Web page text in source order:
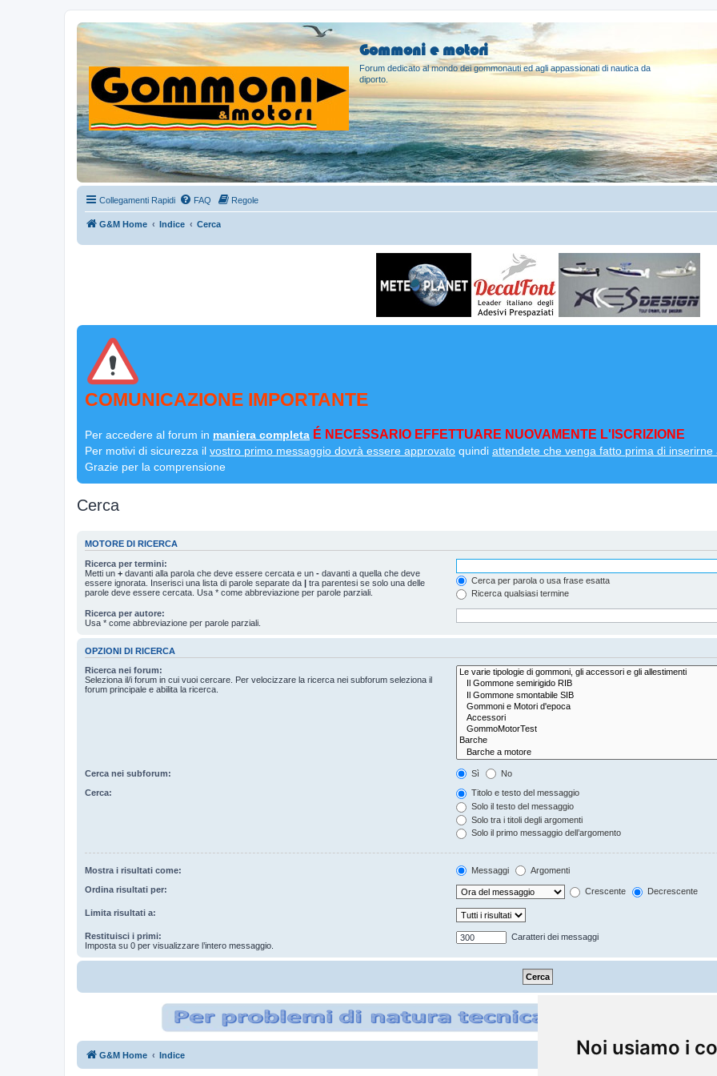
Noi usiamo i
Gommoni e motori
Forum dedicato al mondo dei gommonauti ed agli appassionati di nautica da
diporto.
Collegamenti Rapidi FAQ Regole
G&M Home Indice Cerca
COMUNICAZIONE IMPORTANTE
Per accedere al forum in maniera completa É NECESSARIO EFFETTUARE NUOVAMENTE L'ISCRIZIONE
Per motivi di sicurezza il vostro primo messaggio dovrà essere approvato quindi attendete che venga fatto prima di inserirne
Grazie per la comprensione
Cerca
MOTORE DI RICERCA
Ricerca per termini:
Metti un + davanti alla parola che deve essere cercata e un - davanti a quella che deve
essere ignorata. Inserisci una lista di parole separate da | tra parentesi se solo una delle
parole deve essere cercata. Usa * come abbreviazione per parole parziali.
Cerca per parola o usa frase esatta
Ricerca qualsiasi termine
Ricerca per autore:
Usa * come abbreviazione per parole parziali.
OPZIONI DI RICERCA
Ricerca nei forum:
Seleziona il/i forum in cui vuoi cercare. Per velocizzare la ricerca nei subforum seleziona il
forum principale e abilita la ricerca.
Cerca nei subforum: Sì No
Cerca:
Titolo e testo del messaggio
Solo il testo del messaggio
Solo tra i titoli degli argomenti
Solo il primo messaggio dell’argomento
Mostra i risultati come: Messaggi Argomenti
Ordina risultati per: Crescente Decrescente
Limita risultati a:
Restituisci i primi:
Imposta su 0 per visualizzare l’intero messaggio.
Caratteri dei messaggi
G&M Home Indice